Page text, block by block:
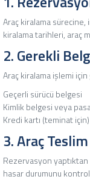
Araç kiralama
kiralama tarihleri, araç
2. Gerekli
Araç kiralama işlemi
Geçerli sürücü belgesi
Kimlik belgesi veya
Kredi kartı (teminat için)
3. Araç
Rezervasyon
hasar durumunu